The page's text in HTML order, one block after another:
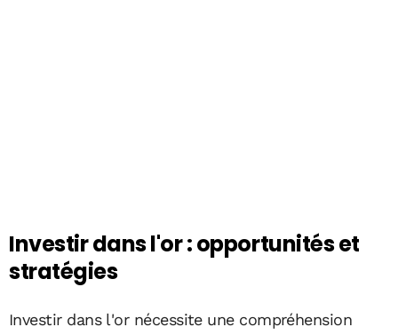
Investir dans l'or : opportunités et
stratégies
Investir dans l'or nécessite une compréhension